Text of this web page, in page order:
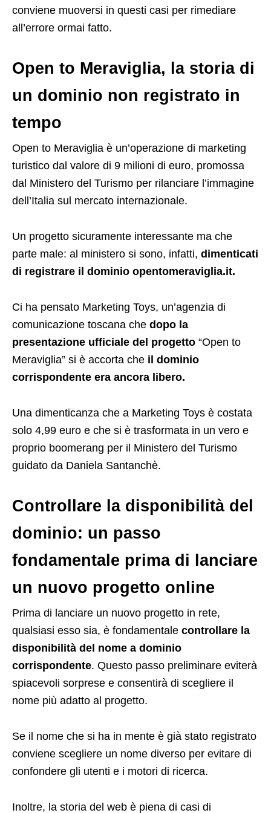
conviene muoversi in questi casi per rimediare
all’errore ormai fatto.
Open to Meraviglia, la storia di
un dominio non registrato in
tempo
Open to Meraviglia è un’operazione di marketing
turistico dal valore di 9 milioni di euro, promossa
dal Ministero del Turismo per rilanciare l’immagine
dell’Italia sul mercato internazionale.
Un progetto sicuramente interessante ma che
parte male: al ministero si sono, infatti, dimenticati
di registrare il dominio opentomeraviglia.it.
Ci ha pensato Marketing Toys, un’agenzia di
comunicazione toscana che dopo la
presentazione ufficiale del progetto “Open to
Meraviglia” si è accorta che il dominio
corrispondente era ancora libero.
Una dimenticanza che a Marketing Toys è costata
solo 4,99 euro e che si è trasformata in un vero e
proprio boomerang per il Ministero del Turismo
guidato da Daniela Santanchè.
Controllare la disponibilità del
dominio: un passo
fondamentale prima di lanciare
un nuovo progetto online
Prima di lanciare un nuovo progetto in rete,
qualsiasi esso sia, è fondamentale controllare la
disponibilità del nome a dominio
corrispondente. Questo passo preliminare eviterà
spiacevoli sorprese e consentirà di scegliere il
nome più adatto al progetto.
Se il nome che si ha in mente è già stato registrato
conviene scegliere un nome diverso per evitare di
confondere gli utenti e i motori di ricerca.
Inoltre, la storia del web è piena di casi di